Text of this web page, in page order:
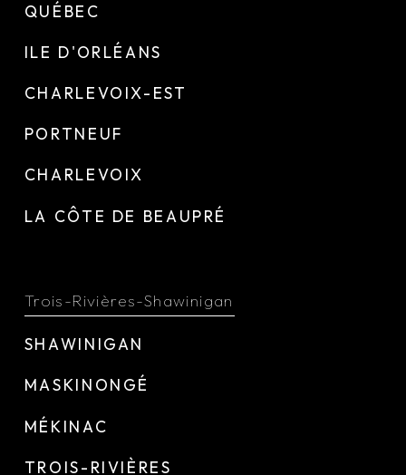
QUÉBEC
ILE D'ORLÉANS
CHARLEVOIX-EST
PORTNEUF
CHARLEVOIX
LA CÔTE DE BEAUPRÉ
Trois-Rivières-Shawinigan
SHAWINIGAN
MASKINONGÉ
MÉKINAC
TROIS-RIVIÈRES